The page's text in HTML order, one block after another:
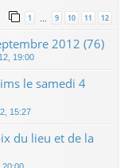
1 … 9 10 11 12
2012 (76)
19:00
le samedi 4
15:27
du lieu et de la